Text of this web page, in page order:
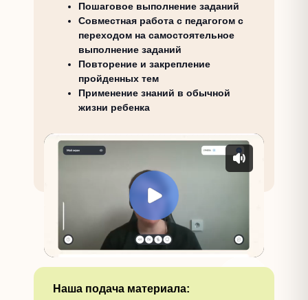
Наша подача материала:
Пошаговое выполнение заданий
Совместная работа с педагогом с
переходом на самостоятельное
выполнение заданий
Повторение и закрепление
пройденных тем
Применение знаний в обычной
жизни ребенка